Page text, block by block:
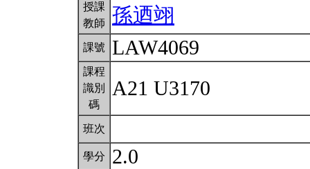
授課
教師
孫迺翊
課號 LAW4069
課程
識別
碼
A21 U3170
班次
學分 2.0